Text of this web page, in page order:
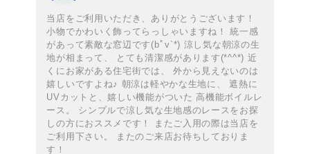
当店をご利用いただき、ありがとうございます！
小物でかわいく飾ってらっしゃいますね！ 統一感
があって素敵な窓辺です(bﾟv`*) 涼し気な朝涼の生
地が相まって、 とても清潔感があります(*^^*) 近
くにお家がある住宅街では、 外から見えないのは
嬉しいですよね♪ 朝涼は軽やかな生地に、 遮熱に
UVカットと、嬉しい機能がついた 高機能ボイルレ
ース。 シンプルで涼し気な生地感のレースをお探
しの方におススメです！ またご入用の際は当店を
ご利用下さい。 またのご来店お待ちしておりま
す！